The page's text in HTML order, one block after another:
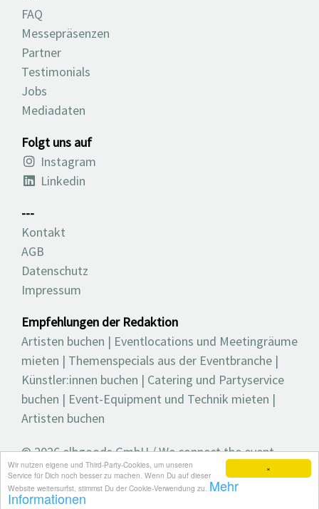
×
Wir nutzen eigene und Third-Party-Cookies, um unseren
Service für Dich noch besser zu machen. Wenn Du auf dieser
Website weitersurfst, stimmst Du der Cookie-Verwendung zu. Mehr
Informationen
FAQ
Messepräsenzen
Partner
Testimonials
Jobs
Mediadaten
Folgt uns auf
Instagram
Linkedin
---
Kontakt
AGB
Datenschutz
Impressum
Empfehlungen der Redaktion
Artisten buchen | Eventlocations und Meetingräume
mieten | Themenspecials aus der Eventbranche |
Künstler:innen buchen | Catering und Partyservice
buchen | Event-Equipment und Technik mieten |
Artisten buchen
© 2026 elbgoods GmbH / We connect the event
industry / Medienvielfalt für die Eventplanung /
Eventbranchenbuch, Blog, Magazin und mehr